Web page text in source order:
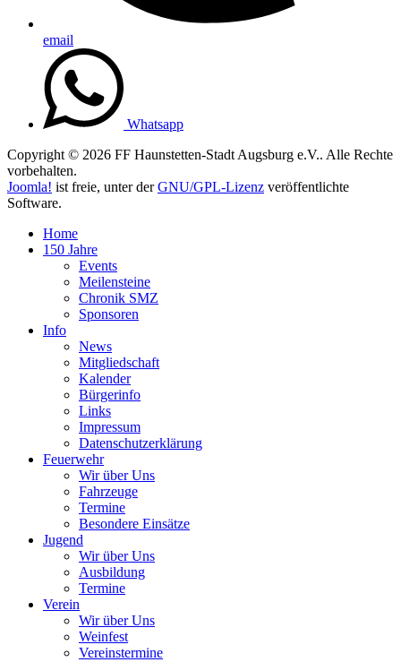
email
Whatsapp
Copyright © 2026 FF Haunstetten-Stadt Augsburg e.V.. Alle Rechte
vorbehalten.
Joomla! ist freie, unter derGNU/GPL-Lizenz veröffentlichte
Software.
Home
150 Jahre
Events
Meilensteine
Chronik SMZ
Sponsoren
Info
News
Mitgliedschaft
Kalender
Bürgerinfo
Links
Impressum
Datenschutzerklärung
Feuerwehr
Wir über Uns
Fahrzeuge
Termine
Besondere Einsätze
Jugend
Wir über Uns
Ausbildung
Termine
Verein
Wir über Uns
Weinfest
Vereinstermine